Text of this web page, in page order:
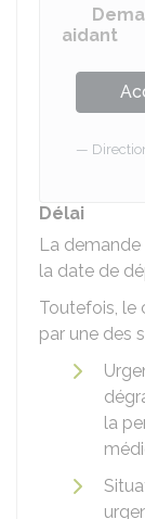
aidant
Délai
La demande
la date de
Toutefois, le
par une des
la